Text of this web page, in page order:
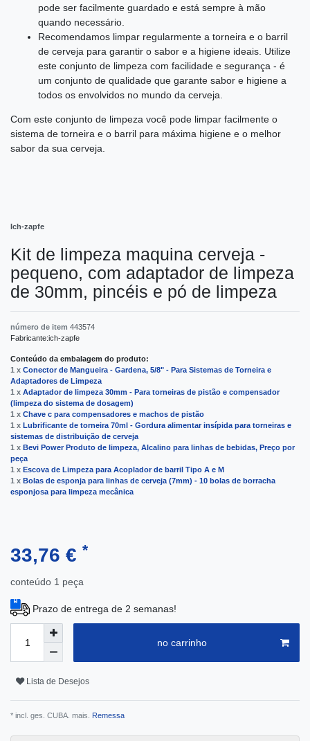
pode ser facilmente guardado e está sempre à mão
quando necessário.
Recomendamos limpar regularmente a torneira e o barril
de cerveja para garantir o sabor e a higiene ideais. Utilize
este conjunto de limpeza com facilidade e segurança - é
um conjunto de qualidade que garante sabor e higiene a
todos os envolvidos no mundo da cerveja.
Com este conjunto de limpeza você pode limpar facilmente o
sistema de torneira e o barril para máxima higiene e o melhor
sabor da sua cerveja.
Ich-zapfe
Kit de limpeza maquina cerveja -
pequeno, com adaptador de limpeza
de 30mm, pincéis e pó de limpeza
número de item 443574
Fabricante:ich-zapfe
Conteúdo da embalagem do produto:
1 x Conector de Mangueira - Gardena, 5/8" - Para Sistemas de Torneira e
Adaptadores de Limpeza
1 x Adaptador de limpeza 30mm - Para torneiras de pistão e compensador
(limpeza do sistema de dosagem)
1 x Chave c para compensadores e machos de pistão
1 x Lubrificante de torneira 70ml - Gordura alimentar insípida para torneiras e
sistemas de distribuição de cerveja
1 x Bevi Power Produto de limpeza, Alcalino para linhas de bebidas, Preço por
peça
1 x Escova de Limpeza para Acoplador de barril Tipo A e M
1 x Bolas de esponja para linhas de cerveja (7mm) - 10 bolas de borracha
esponjosa para limpeza mecânica
33,76 € *
conteúdo 1 peça
Prazo de entrega de 2 semanas!
no carrinho
Lista de Desejos
* incl. ges. CUBA. mais. Remessa